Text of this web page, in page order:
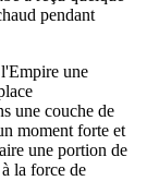
pendant
une
une couche de
moment forte et
une portion de
la force de